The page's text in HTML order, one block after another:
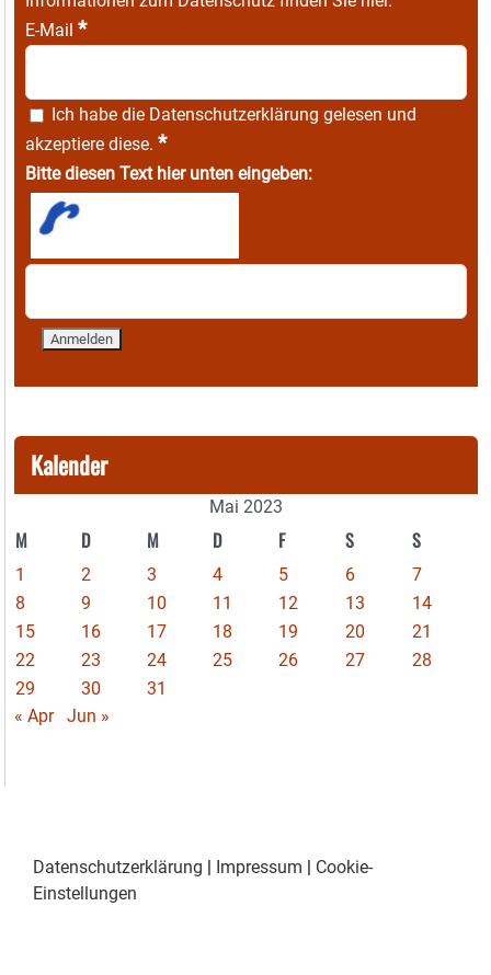
E-Mail *
Ich habe die Datenschutzerklärung gelesen und
akzeptiere diese. *
Bitte diesen Text hier unten eingeben:
Kalender
Mai 2023
M D M D F S S
1 2 3 4 5 6
7
8
9 10 11 12 13
14
15
16 17 18 19 20
21
22
23 24 25 26 27
28
29
30
31
« Apr
Jun »
Datenschutzerklärung Impressum
Cookie-
Einstellungen